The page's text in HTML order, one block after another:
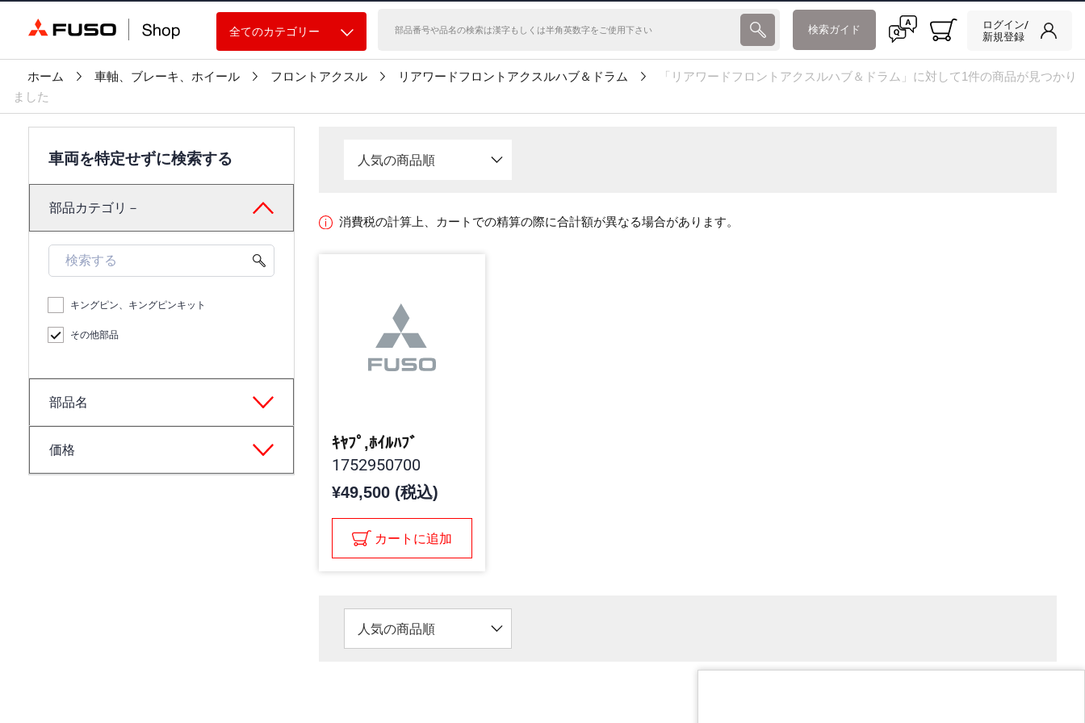
全てのカテゴリー 検索ガイド
ログイン/
新規登録
ホーム 車軸、ブレーキ、ホイール フロントアクスル リアワードフロントアクスルハブ＆ドラム
「リアワードフロントアクスルハブ＆ドラム」に対して1件の商品が見つかり
ました
車両を特定せずに検索する
部品カテゴリ－
キングピン、キングピンキット
その他部品
部品名
価格
人気の商品順
消費税の計算上、カートでの精算の際に合計額が異なる場合があります。
ｷﾔﾌﾟ,ﾎｲﾙﾊﾌﾞ
1752950700
¥49,500 (税込)
カートに追加
人気の商品順